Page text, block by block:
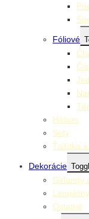
Fóliové
Hélium
Sety
Ťažítka
Dekorácie
Girlandy
Lampióny
Ostatné